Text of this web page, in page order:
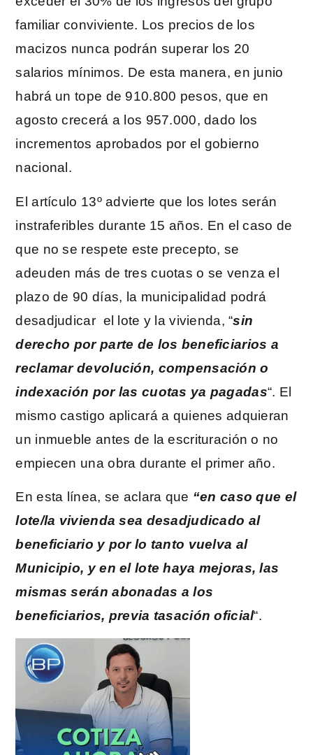
familiar conviviente. Los precios de los
macizos nunca podrán superar los 20
salarios mínimos. De esta manera, en junio
habrá un tope de 910.800 pesos, que en
agosto crecerá a los 957.000, dado los
incrementos aprobados por el gobierno
nacional.
El artículo 13º advierte que los lotes serán
instraferibles durante 15 años. En el caso de
que no se respete este precepto, se
adeuden más de tres cuotas o se venza el
plazo de 90 días, la municipalidad podrá
desadjudicar el lote y la vivienda, “sin
derecho por parte de los beneficiarios a
reclamar devolución, compensación o
indexación por las cuotas ya pagadas“. El
mismo castigo aplicará a quienes adquieran
un inmueble antes de la escrituración o no
empiecen una obra durante el primer año.
En esta línea, se aclara que “en caso que el
lote/la vivienda sea desadjudicado al
beneficiario y por lo tanto vuelva al
Municipio, y en el lote haya mejoras, las
mismas serán abonadas a los
beneficiarios, previa tasación oficial“.